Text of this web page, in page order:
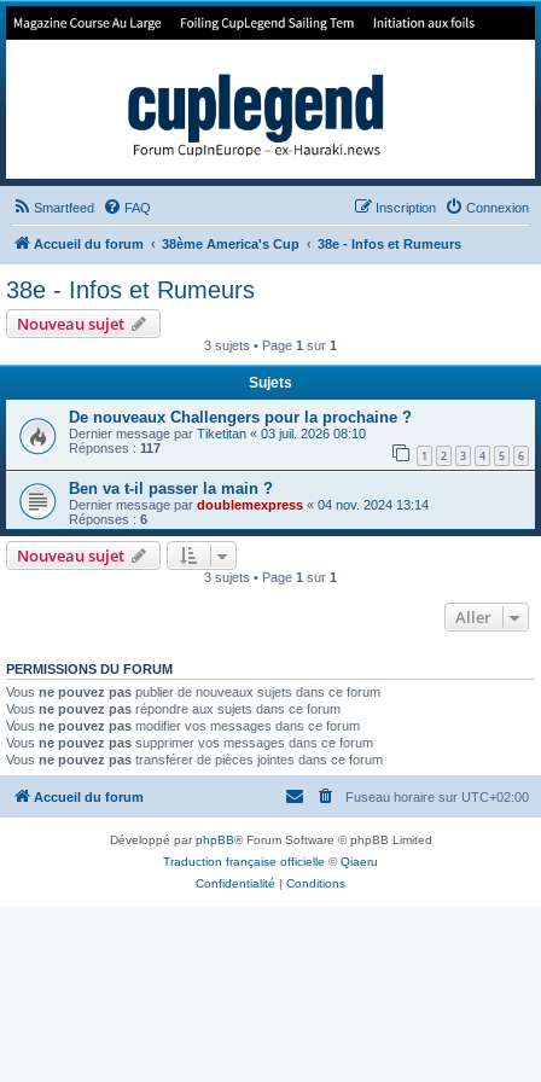
Forum de Cup In Europe
Smartfeed FAQ Connexion
Inscription
Accueil du forum 38ème America's Cup 38e - Infos et Rumeurs
38e - Infos et Rumeurs
Nouveau sujet
3 sujets • Page 1 sur 1
Sujets
De nouveaux Challengers pour la prochaine ?
Dernier message par Tiketitan « 03 juil. 2026 08:10
Réponses : 117 1 2 3 4 5 6
Ben va t-il passer la main ?
Dernier message par doublemexpress « 04 nov. 2024 13:14
Réponses : 6
Nouveau sujet
3 sujets • Page 1 sur 1
Aller
PERMISSIONS DU FORUM
Vous ne pouvez pas publier de nouveaux sujets dans ce forum
Vous ne pouvez pas répondre aux sujets dans ce forum
Vous ne pouvez pas modifier vos messages dans ce forum
Vous ne pouvez pas supprimer vos messages dans ce forum
Vous ne pouvez pas transférer de pièces jointes dans ce forum
Accueil du forum Fuseau horaire sur UTC+02:00
Développé parphpBB® Forum Software © phpBB Limited
Traduction française officielle ©Qiaeru
Confidentialité | Conditions